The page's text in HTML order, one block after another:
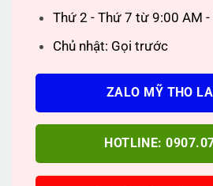
Thứ 2 - Thứ 7 từ 9:00 AM
Chủ nhật: Gọi trước
ZALO MỸ THO
HOTLINE: